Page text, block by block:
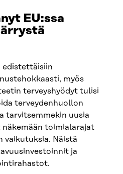
EU:ssa
myös
terveyshyödyt tulisi
terveydenhuollon
tarvitsemmekin uusia
toimialarajat
Näistä
ja